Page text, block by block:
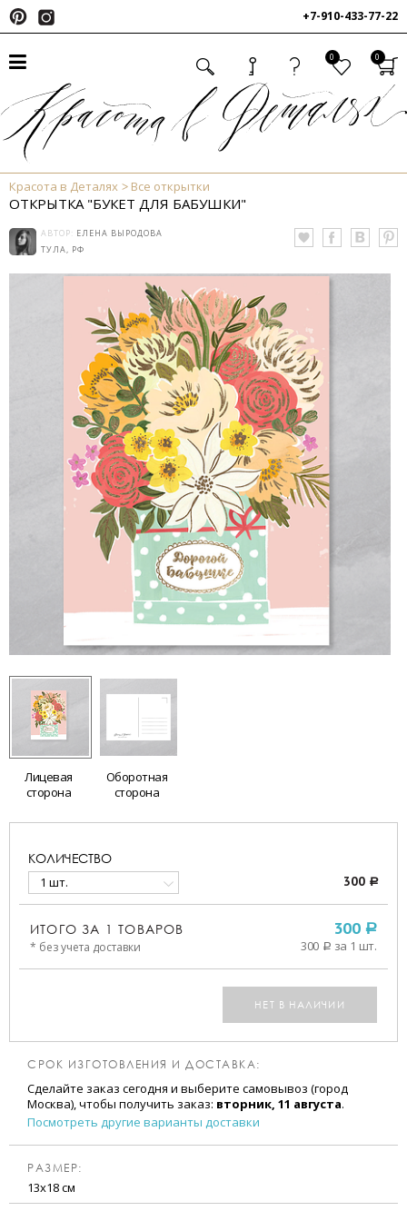
+7-910-433-77-22
0 0
Красота в Деталях Все открытки
ОТКРЫТКА "БУКЕТ ДЛЯ БАБУШКИ"
АВТОР: ЕЛЕНА ВЫРОДОВА
ТУЛА, РФ
Лицевая
сторона
Оборотная
сторона
КОЛИЧЕСТВО
1 шт. 300 a
ИТОГО ЗА 1 ТОВАРОВ
* без учета доставки
300 a
300 a за 1 шт.
НЕТ В НАЛИЧИИ
СРОК ИЗГОТОВЛЕНИЯ И ДОСТАВКА:
Сделайте заказ сегодня и выберите самовывоз (город
Москва), чтобы получить заказ: вторник, 11 августа.
Посмотреть другие варианты доставки
РАЗМЕР:
13х18 см